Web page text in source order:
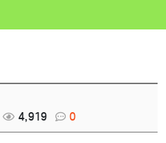
4,919 0